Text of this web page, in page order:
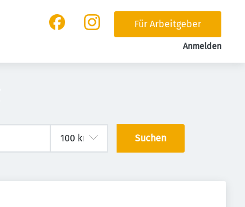
Für Arbeitgeber
Anmelden
Suchen